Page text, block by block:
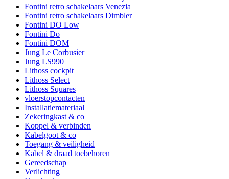
Fontini retro schakelaars Venezia
Fontini retro schakelaars Dimbler
Fontini DO Low
Fontini Do
Fontini DOM
Jung Le Corbusier
Jung LS990
Lithoss cockpit
Lithoss Select
Lithoss Squares
vloerstopcontacten
Installatiemateriaal
Zekeringkast & co
Koppel & verbinden
Kabelgoot & co
Toegang & veiligheid
Kabel & draad toebehoren
Gereedschap
Verlichting